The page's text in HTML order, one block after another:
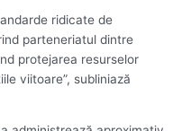
ridicate de
parteneriatul dintre
protejarea resurselor
viitoare”, subliniază